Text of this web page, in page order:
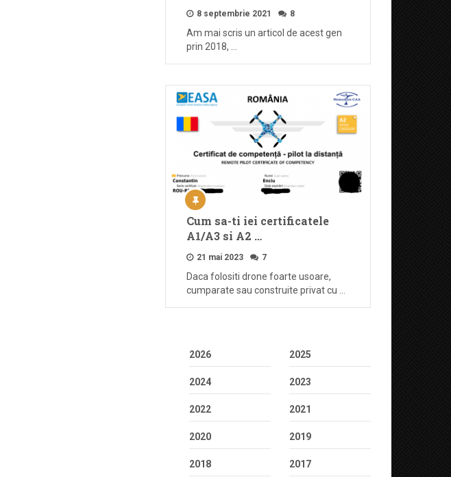
8 septembrie 2021 8
Am mai scris un articol de acest gen
prin 2018, …
Cum sa-ti iei certificatele
A1/A3 si A2 …
21 mai 2023 7
Daca folositi drone foarte usoare,
cumparate sau construite privat cu …
2026 2025
2024 2023
2022 2021
2020 2019
2018 2017